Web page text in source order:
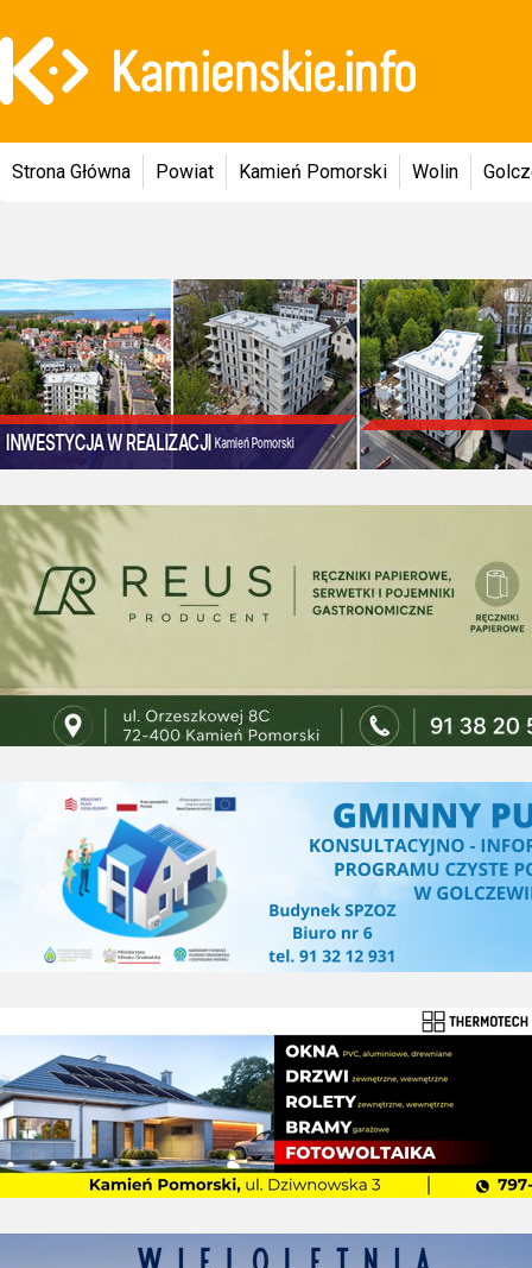
Strona Główna Powiat Kamień Pomorski Wolin